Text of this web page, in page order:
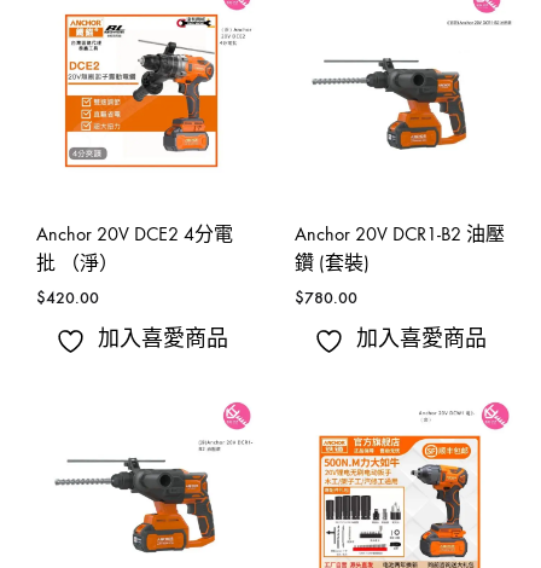
Anchor 20V DCE2 4分電
批 （淨）
$420.00
加入喜愛商品
Anchor 20V DCR1-B2 油壓
鑽 (套裝)
$780.00
加入喜愛商品